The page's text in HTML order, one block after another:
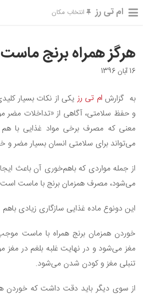
ام تی رز انتخاب مکان
هرگز همراه برنج
16 آبان 1396
به گزارش ام تی رزیکی از نکات بسیار
و حفظ سلامتی، آگاهی از «تداخلات مضر
معنی که مصرف برخی مواد غذایی با
می‌تواند برای سلامتی انسان بسیار مضر و
از جمله مواردی که باهم‌خوری آن باعث
می‌شود، مصرف همزمان برنج با ماست
این دونوع ماده غذایی سازگاری زیادی باهم
خوردن همزمان برنج همراه با ماست
مغز می‌شود‌ و در نهایت غلبه بلغم در
تنبلی مغز و کودن شدن می‌شود.
از سوی دیگر باید دقت داشت که خوردن